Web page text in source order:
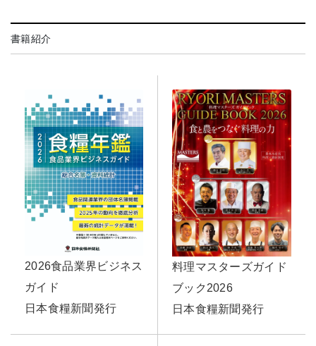
書籍紹介
2026食品業界ビジネス
ガイド
日本食糧新聞発行
料理マスターズガイド
ブック2026
日本食糧新聞発行